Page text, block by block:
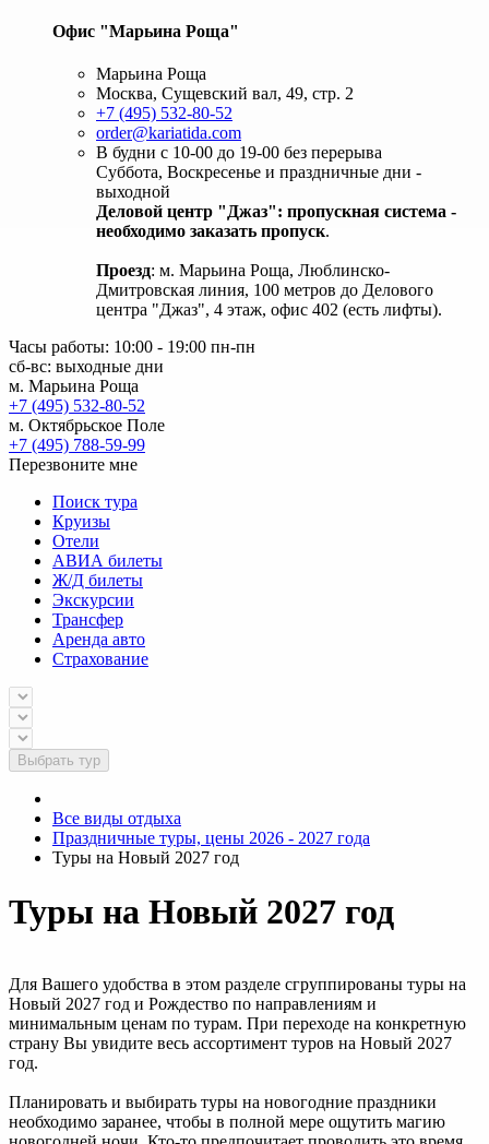
Офис "Марьина Роща"
Марьина Роща
Москва, Сущевский вал, 49, стр. 2
+7 (495) 532-80-52
order@kariatida.com
В будни с 10-00 до 19-00 без перерыва
Суббота, Воскресенье и праздничные дни -
выходной
Деловой центр "Джаз": пропускная система -
необходимо заказать пропуск.
Проезд: м. Марьина Роща, Люблинско-
Дмитровская линия, 100 метров до Делового
центра "Джаз", 4 этаж, офис 402 (есть лифты).
Часы работы: 10:00 - 19:00 пн-пн
сб-вс: выходные дни
м. Марьина Роща
+7 (495) 532-80-52
м. Октябрьское Поле
+7 (495) 788-59-99
Перезвоните мне
Поиск тура
Круизы
Отели
АВИА билеты
Ж/Д билеты
Экскурсии
Трансфер
Аренда авто
Страхование
Выбрать тур
Все виды отдыха
Праздничные туры, цены 2026 - 2027 года
Туры на Новый 2027 год
Туры на Новый 2027 год
Для Вашего удобства в этом разделе сгруппированы туры на
Новый 2027 год и Рождество по направлениям и
минимальным ценам по турам. При переходе на конкретную
страну Вы увидите весь ассортимент туров на Новый 2027
год.
Планировать и выбирать туры на новогодние праздники
необходимо заранее, чтобы в полной мере ощутить магию